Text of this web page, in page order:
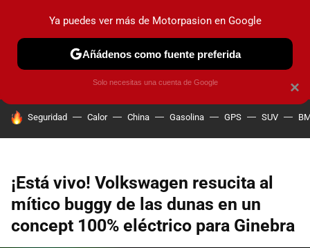
PRUEBAS COCHES ELÉCTRICOS OBSERVATORIO
HOY SE HABLA DE
Seguridad Calor China Gasolina GPS SUV
¡Está vivo! Volkswagen resucita al
mítico buggy de las dunas en un
concept 100% eléctrico para Ginebra
×
Ya puedes ver más de Motorpasion en Google
Añádenos como fuente preferida
Solo necesitas una cuenta de Google